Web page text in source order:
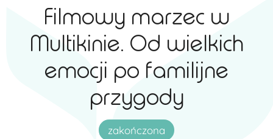
Niedziela
Niedziela handlowa
10:00 - 20:00
zobacz więcej »
Filmowy marzec w
Multikinie. Od wielkich
emocji po familijne
przygody
zakończona